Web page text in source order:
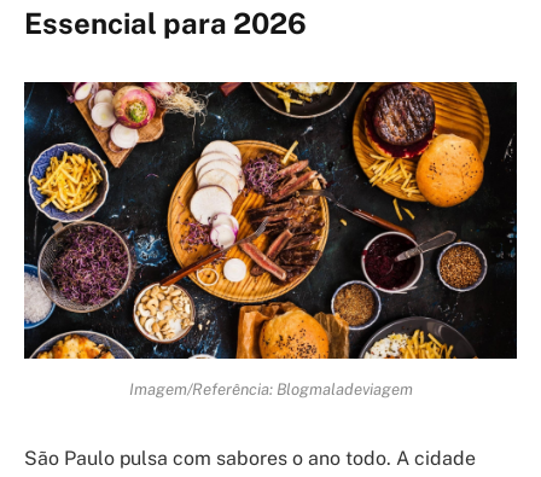
Essencial para 2026
Imagem/Referência: Blogmaladeviagem
São Paulo pulsa com sabores o ano todo. A cidade